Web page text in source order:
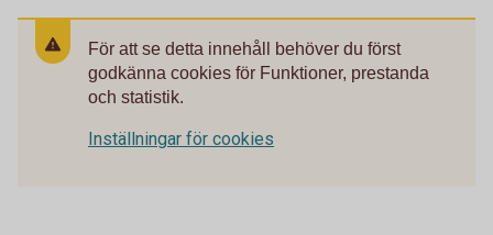
För att se detta innehåll behöver du först
godkänna cookies för Funktioner, prestanda
och statistik.
Inställningar för cookies